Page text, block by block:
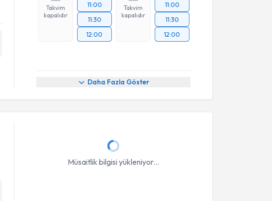
Takvim
kapalıdır
11:00
11:30
12:00
Takvim
kapalıdır
11:00
11:30
12:00
Daha Fazla Göster
Müsaitlik bilgisi yükleniyor...